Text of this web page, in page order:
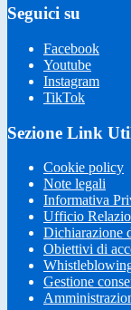
Seguici su
Facebook
Youtube
Instagram
TikTok
Sezione Link
Cookie policy
Note legali
Informativa
Ufficio
Dichiarazione
Obiettivi di
Gestione